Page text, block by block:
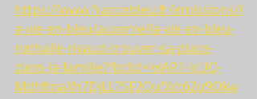
https://www.francebleu.fr/emissions/l
a-vie-en-bleu/auxerre/la-vie-en-bleu-
nathalie-rivaud-trouver-sa-place-
dans-la-famille?fbclid=IwAR1-IcUQ-
MdhftnaXh7DjLL7SF2QufXct62u9Okw